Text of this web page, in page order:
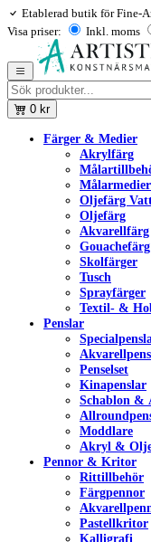
Etablerad butik för Fine-
Visa priser:
Inkl. moms
0 kr
Färger & Medier
Akrylfärg
Oljefärg
Oljefärg
Akvarellfärg
Gouachefärg
Skolfärger
Tusch
Sprayfärger
Textil- &
Penslar
Penselset
Kinapenslar
Schablon &
Moddlare
Akryl &
Pennor & Kritor
Rittillbehör
Färgpennor
Pastellkritor
Kalligrafi